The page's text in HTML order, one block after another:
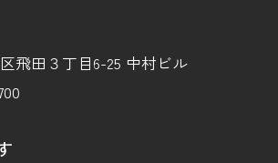
飛田３丁目6-25 中村ビル